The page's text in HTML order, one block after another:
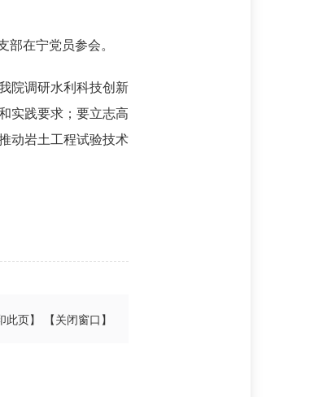
在宁党员参会。
院调研水利科技创新
实践要求；要立志高
动岩土工程试验技术
此页】 【关闭窗口】